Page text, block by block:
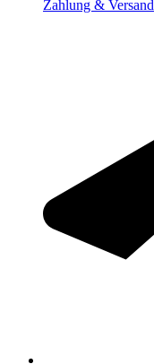
Zahlung & Versand